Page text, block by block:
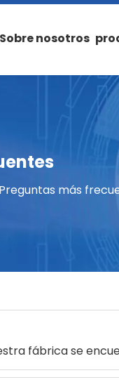
Sobre nosotros
Preguntas más
fábrica se